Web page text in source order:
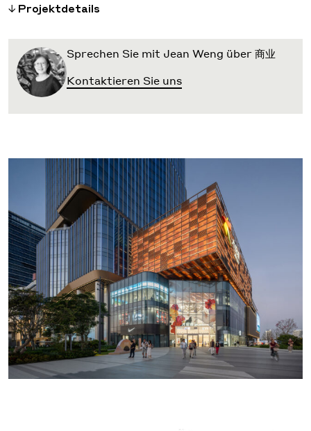
Projektdetails
Sprechen Sie mit Jean Weng über 商业
Kontaktieren Sie uns